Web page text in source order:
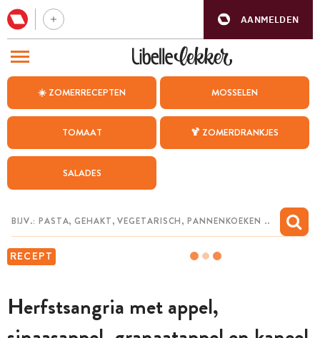
AANMELDEN
☀️ ZOMERRECEPTEN MOSSELEN
TOMAAT 🍹 ZOMERDRANKJES
SALADES
RECEPT
Herfstsangria met appel,
BEZOEK ONZE ANDERE WEBSITES
WEEKMENU
CHAT MET MAIA
MIJN BEWAARDE RECEPTEN